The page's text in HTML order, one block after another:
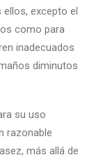
excepto el
como para
inadecuados
diminutos
su uso
razonable
más allá de